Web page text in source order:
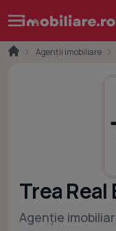
Agenții imobiliare
Trea Real
Agenție